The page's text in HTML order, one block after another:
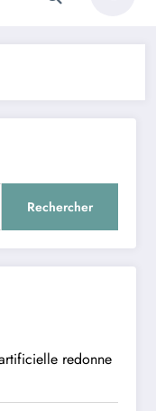
Rechercher
redonne